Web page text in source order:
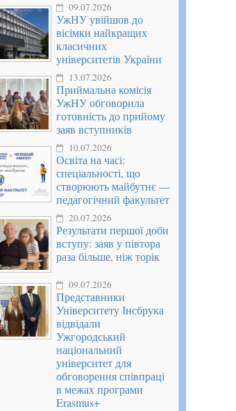
09.07.2026
УжНУ увійшов до
вісімки найкращих
класичних
університетів України
13.07.2026
Приймальна комісія
УжНУ обговорила
готовність до прийому
заяв вступників
10.07.2026
Освіта на часі:
спеціальності, що
створюють майбутнє —
педагогічний факультет
20.07.2026
Результати першої доби
вступу: заяв у півтора
раза більше, ніж торік
09.07.2026
Представники
Університету Інсбрука
відвідали
Ужгородський
національний
університет для
обговорення співпраці
в межах програми
Erasmus+